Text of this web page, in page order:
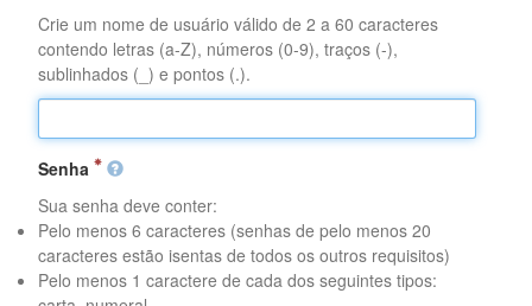
Crie um nome de usuário válido de 2 a 60 caracteres
contendo letras (a-Z), números (0-9), traços (-),
sublinhados (_) e pontos (.).
Senha
Sua senha deve conter:
Pelo menos 6 caracteres (senhas de pelo menos 20
caracteres estão isentas de todos os outros requisitos)
Pelo menos 1 caractere de cada dos seguintes tipos: